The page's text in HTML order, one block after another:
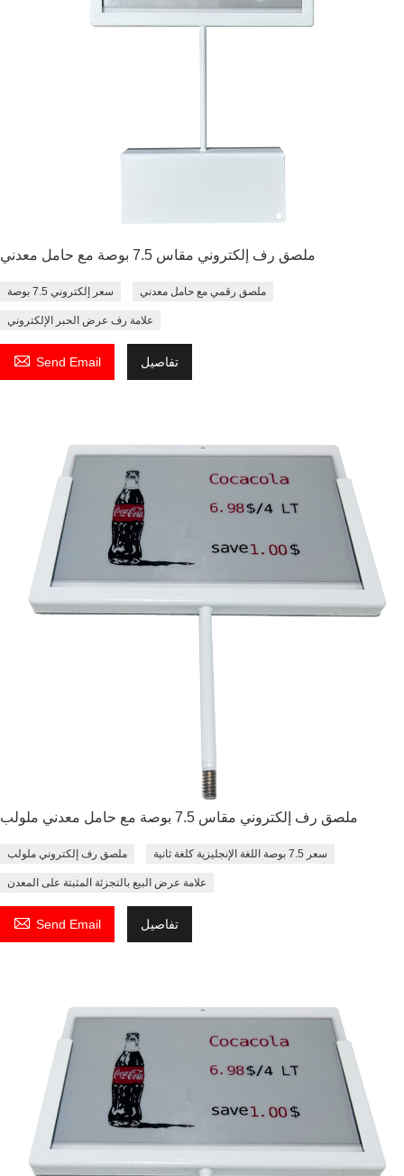
ملصق رف إلكتروني مقاس 7.5 بوصة مع حامل معدني
سعر إلكتروني 7.5 بوصة ملصق رقمي مع حامل معدني
علامة رف عرض الحبر الإلكتروني
 Send Email تفاصيل
ملصق رف إلكتروني مقاس 7.5 بوصة مع حامل معدني ملولب
ملصق رف إلكتروني ملولب سعر 7.5 بوصة اللغة الإنجليزية كلغة ثانية
علامة عرض البيع بالتجزئة المثبتة على المعدن
 Send Email تفاصيل